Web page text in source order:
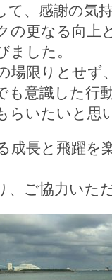
て、感謝の気
の更なる向上
ました。
場限りとせず
も意識した行
らいたいと思
成長と飛躍を
、ご協力いた